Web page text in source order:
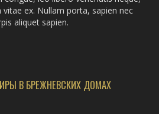
vitae ex. Nullam porta, sapien nec
aliquet sapien.
В БРЕЖНЕВСКИХ ДОМАХ